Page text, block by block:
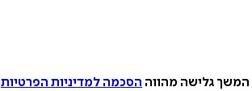
המשך גלישה מהווה הסכמה למדיניות הפרטיות